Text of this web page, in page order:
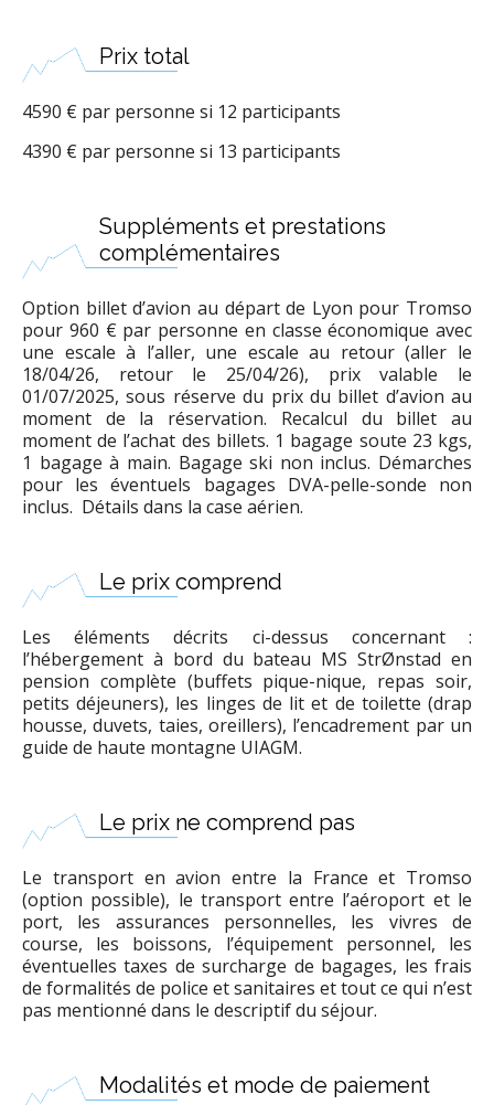
Prix total
4590 € par personne si 12 participants
4390 € par personne si 13 participants
Suppléments et prestations
complémentaires
Option billet d’avion au départ de Lyon pour Tromso
pour 960 € par personne en classe économique avec
une escale à l’aller, une escale au retour (aller le
18/04/26, retour le 25/04/26), prix valable le
01/07/2025, sous réserve du prix du billet d’avion au
moment de la réservation. Recalcul du billet au
moment de l’achat des billets. 1 bagage soute 23 kgs,
1 bagage à main. Bagage ski non inclus. Démarches
pour les éventuels bagages DVA-pelle-sonde non
inclus. Détails dans la case aérien.
Le prix comprend
Les éléments décrits ci-dessus concernant :
l’hébergement à bord du bateau MS StrØnstad en
pension complète (buffets pique-nique, repas soir,
petits déjeuners), les linges de lit et de toilette (drap
housse, duvets, taies, oreillers), l’encadrement par un
guide de haute montagne UIAGM.
Le prix ne comprend pas
Le transport en avion entre la France et Tromso
(option possible), le transport entre l’aéroport et le
port, les assurances personnelles, les vivres de
course, les boissons, l’équipement personnel, les
éventuelles taxes de surcharge de bagages, les frais
de formalités de police et sanitaires et tout ce qui n’est
pas mentionné dans le descriptif du séjour.
Modalités et mode de paiement